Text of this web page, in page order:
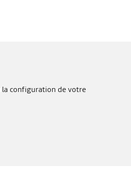
la configuration de votre